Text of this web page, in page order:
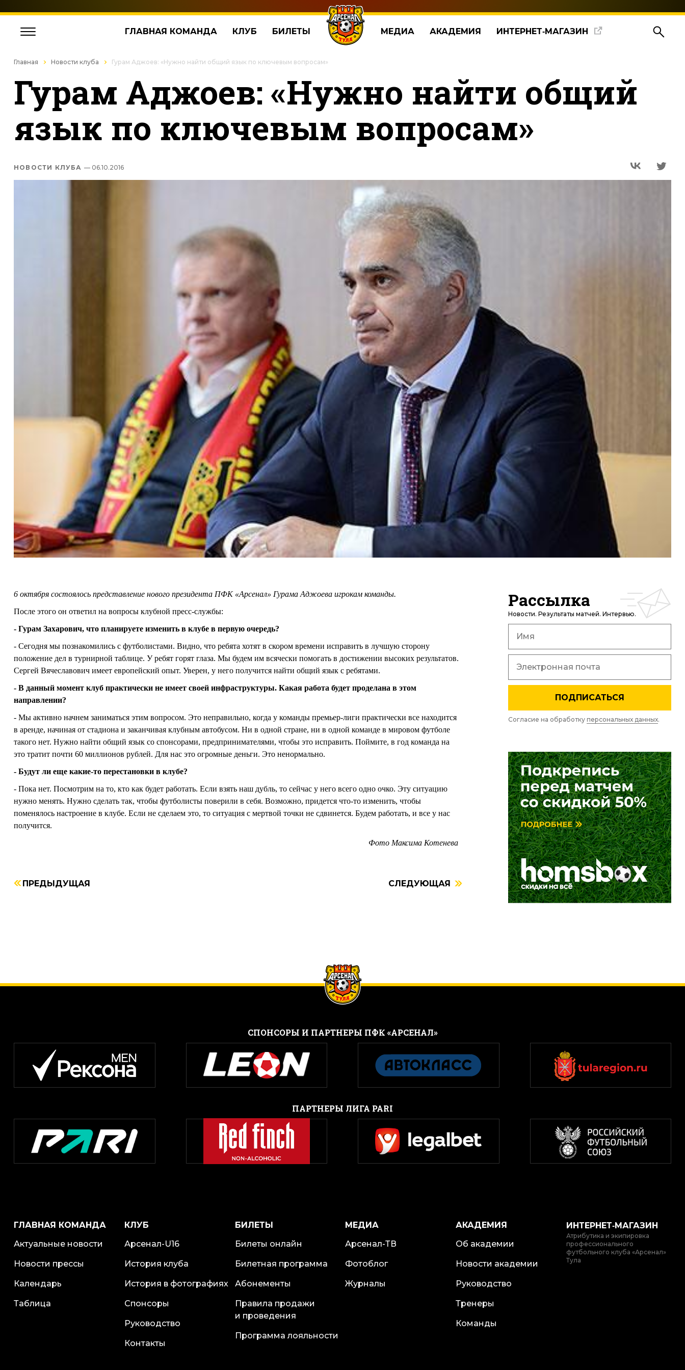
ГЛАВНАЯ КОМАНДА КЛУБ БИЛЕТЫ МЕДИА АКАДЕМИЯ ИНТЕРНЕТ‑МАГАЗИН
Главная Новости клуба Гурам Аджоев: «Нужно найти общий язык по ключевым вопросам»
Гурам Аджоев: «Нужно найти общий
язык по ключевым вопросам»
НОВОСТИ КЛУБА — 06.10.2016
6 октября состоялось представление нового президента ПФК «Арсенал» Гурама Аджоева игрокам команды.
После этого он ответил на вопросы клубной пресс-службы:
- Гурам Захарович, что планируете изменить в клубе в первую очередь?
- Сегодня мы познакомились с футболистами. Видно, что ребята хотят в скором времени исправить в лучшую сторону
положение дел в турнирной таблице. У ребят горят глаза. Мы будем им всячески помогать в достижении высоких результатов.
Сергей Вячеславович имеет европейский опыт. Уверен, у него получится найти общий язык с ребятами.
- В данный момент клуб практически не имеет своей инфраструктуры. Какая работа будет проделана в этом
направлении?
- Мы активно начнем заниматься этим вопросом. Это неправильно, когда у команды премьер-лиги практически все находится
в аренде, начиная от стадиона и заканчивая клубным автобусом. Ни в одной стране, ни в одной команде в мировом футболе
такого нет. Нужно найти общий язык со спонсорами, предпринимателями, чтобы это исправить. Поймите, в год команда на
это тратит почти 60 миллионов рублей. Для нас это огромные деньги. Это ненормально.
- Будут ли еще какие-то перестановки в клубе?
- Пока нет. Посмотрим на то, кто как будет работать. Если взять наш дубль, то сейчас у него всего одно очко. Эту ситуацию
нужно менять. Нужно сделать так, чтобы футболисты поверили в себя. Возможно, придется что-то изменить, чтобы
поменялось настроение в клубе. Если не сделаем это, то ситуация с мертвой точки не сдвинется. Будем работать, и все у нас
получится.
Фото Максима Котенева
ПРЕДЫДУЩАЯ СЛЕДУЮЩАЯ
Рассылка
Новости. Результаты матчей. Интервью.
ПОДПИСАТЬСЯ
Согласие на обработку персональных данных.
CПОНСОРЫ И ПАРТНЕРЫ ПФК «АРСЕНАЛ»
ПАРТНЕРЫ ЛИГА PARI
ГЛАВНАЯ КОМАНДА
Актуальные новости
Новости прессы
Календарь
Таблица
КЛУБ
Арсенал-U16
История клуба
История в фотографиях
Спонсоры
Руководство
Контакты
БИЛЕТЫ
Билеты онлайн
Билетная программа
Абонементы
Правила продажи
и проведения
Программа лояльности
МЕДИА
Арсенал-ТВ
Фотоблог
Журналы
АКАДЕМИЯ
Об академии
Новости академии
Руководство
Тренеры
Команды
ИНТЕРНЕТ‑МАГАЗИН
Атрибутика и экипировка
профессионального
футбольного клуба «Арсенал»
Тула